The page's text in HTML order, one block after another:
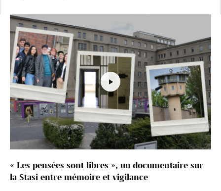
« Les pensées sont libres », un documentaire sur
la Stasi entre mémoire et vigilance